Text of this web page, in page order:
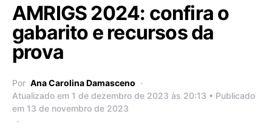
AMRIGS 2024: confira o
gabarito e recursos da
prova
Por Ana Carolina Damasceno
Atualizado em 1 de dezembro de 2023 às 20:13 • Publicado
em 13 de novembro de 2023